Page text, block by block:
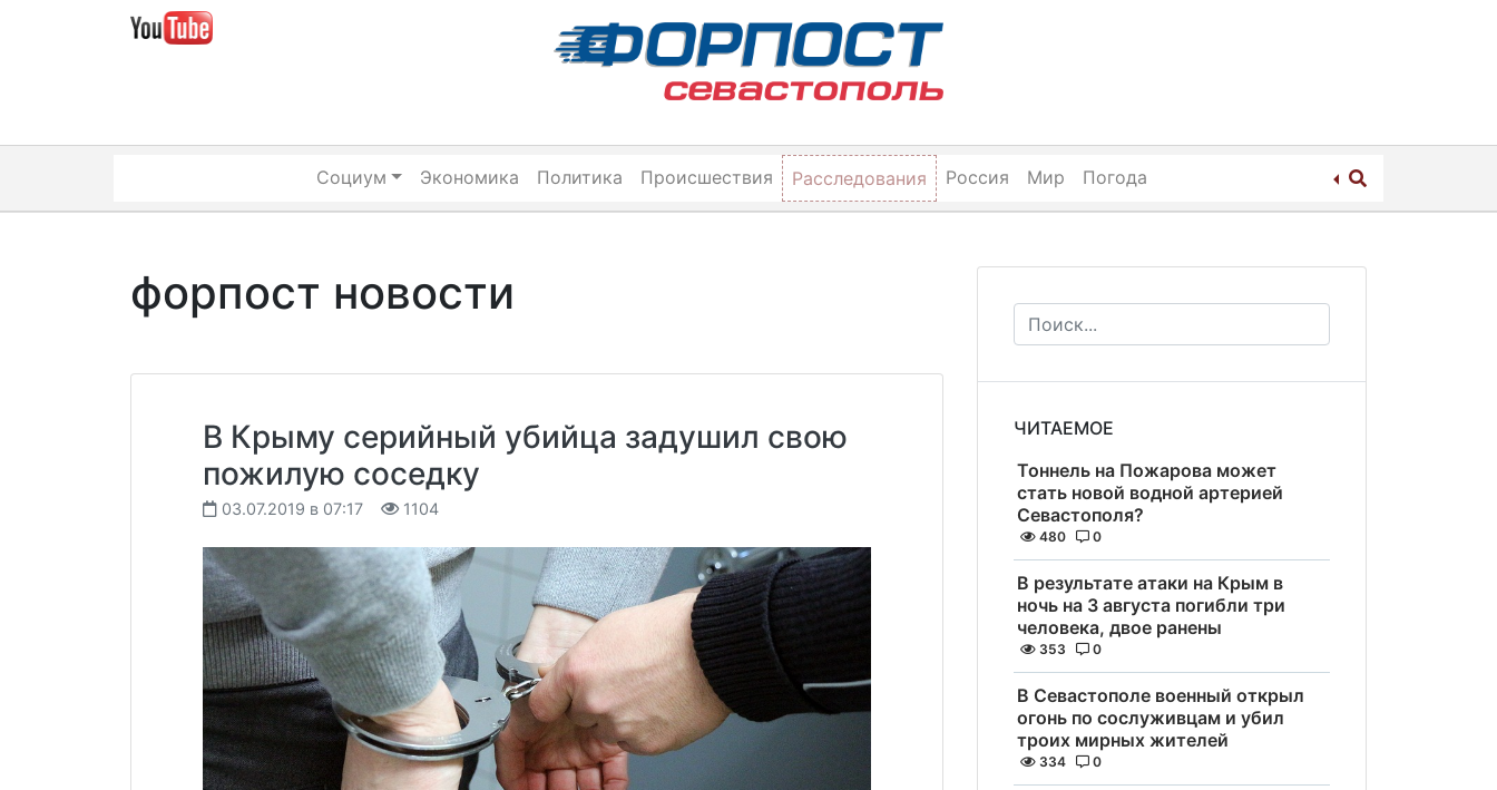
Социум Экономика Политика Происшествия Расследования Россия Мир Погода
форпост новости
В Крыму серийный убийца задушил свою
пожилую соседку
03.07.2019 в 07:17 1104
ЧИТАЕМОЕ
Тоннель на Пожарова может
стать новой водной артерией
Севастополя?
480 0
В результате атаки на Крым в
ночь на 3 августа погибли три
человека, двое ранены
353 0
В Севастополе военный открыл
огонь по сослуживцам и убил
троих мирных жителей
334 0